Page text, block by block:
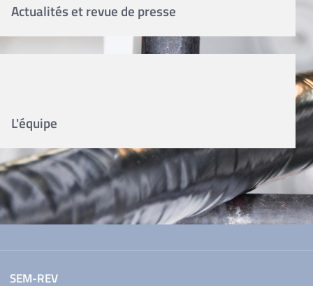
Actualités et revue de presse
L'équipe
SEM-REV